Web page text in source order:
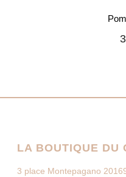
LA BOUTIQUE DU
3 place Montepagano